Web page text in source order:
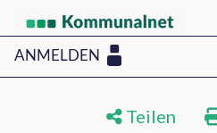
ANMELDEN
Teilen